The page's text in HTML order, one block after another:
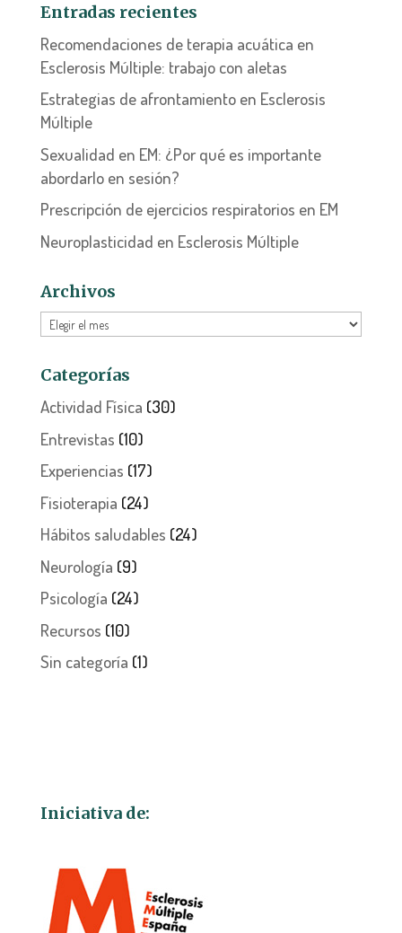
Entradas recientes
Recomendaciones de terapia acuática en
Esclerosis Múltiple: trabajo con aletas
Estrategias de afrontamiento en Esclerosis
Múltiple
Sexualidad en EM: ¿Por qué es importante
abordarlo en sesión?
Prescripción de ejercicios respiratorios en EM
Neuroplasticidad en Esclerosis Múltiple
Archivos
Archivos
Categorías
Actividad Física (30)
Entrevistas (10)
Experiencias (17)
Fisioterapia (24)
Hábitos saludables (24)
Neurología (9)
Psicología (24)
Recursos (10)
Sin categoría (1)
Iniciativa de: